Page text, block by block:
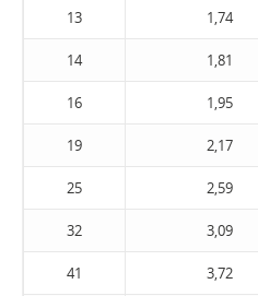
13 1,74
14 1,81
16 1,95
19 2,17
25 2,59
32 3,09
41 3,72